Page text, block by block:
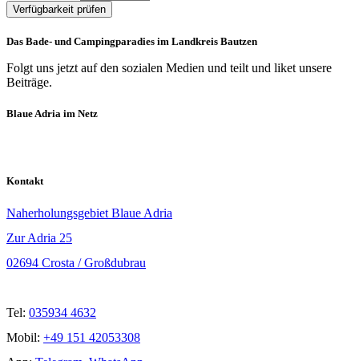
Verfügbarkeit prüfen
Das Bade- und Campingparadies im Landkreis Bautzen
Folgt uns jetzt auf den sozialen Medien und teilt und liket unsere
Beiträge.
Blaue Adria im Netz
Kontakt
Naherholungsgebiet Blaue Adria
Zur Adria 25
02694 Crosta / Großdubrau
Tel: 035934 4632
Mobil: +49 151 42053308